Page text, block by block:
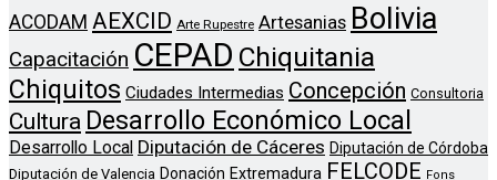
ACODAM AEXCID Arte Rupestre Artesanias Bolivia
Capacitación CEPAD Chiquitania
Chiquitos Ciudades Intermedias Concepción Consultoria
Cultura Desarrollo Económico Local
Desarrollo Local Diputación de Cáceres Diputación de Córdoba
Diputación de Valencia Donación Extremadura FELCODE Fons